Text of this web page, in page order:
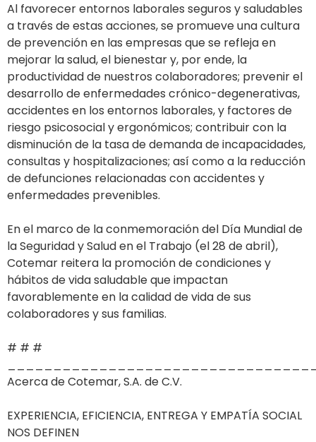
Al favorecer entornos laborales seguros y saludables
a través de estas acciones, se promueve una cultura
de prevención en las empresas que se refleja en
mejorar la salud, el bienestar y, por ende, la
productividad de nuestros colaboradores; prevenir el
desarrollo de enfermedades crónico-degenerativas,
accidentes en los entornos laborales, y factores de
riesgo psicosocial y ergonómicos; contribuir con la
disminución de la tasa de demanda de incapacidades,
consultas y hospitalizaciones; así como a la reducción
de defunciones relacionadas con accidentes y
enfermedades prevenibles.
En el marco de la conmemoración del Día Mundial de
la Seguridad y Salud en el Trabajo (el 28 de abril),
Cotemar reitera la promoción de condiciones y
hábitos de vida saludable que impactan
favorablemente en la calidad de vida de sus
colaboradores y sus familias.
# # #
Acerca de Cotemar, S.A. de C.V.
EXPERIENCIA, EFICIENCIA, ENTREGA Y EMPATÍA SOCIAL
NOS DEFINEN